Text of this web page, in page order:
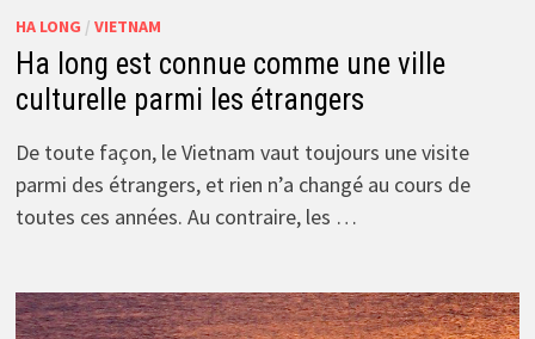
HA LONG / VIETNAM
Ha long est connue comme une ville
culturelle parmi les étrangers
De toute façon, le Vietnam vaut toujours une visite
parmi des étrangers, et rien n’a changé au cours de
toutes ces années. Au contraire, les …